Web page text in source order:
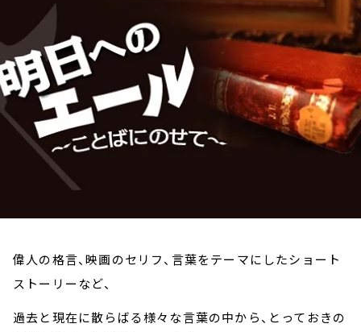
お知らせ
イベント・グッズ
YouTube
会社情報
偉人の格言、映画のセリフ、言葉をテーマにしたショート
ストーリーなど、
過去と現在に散らばる様々な言葉の中から、とっておきの